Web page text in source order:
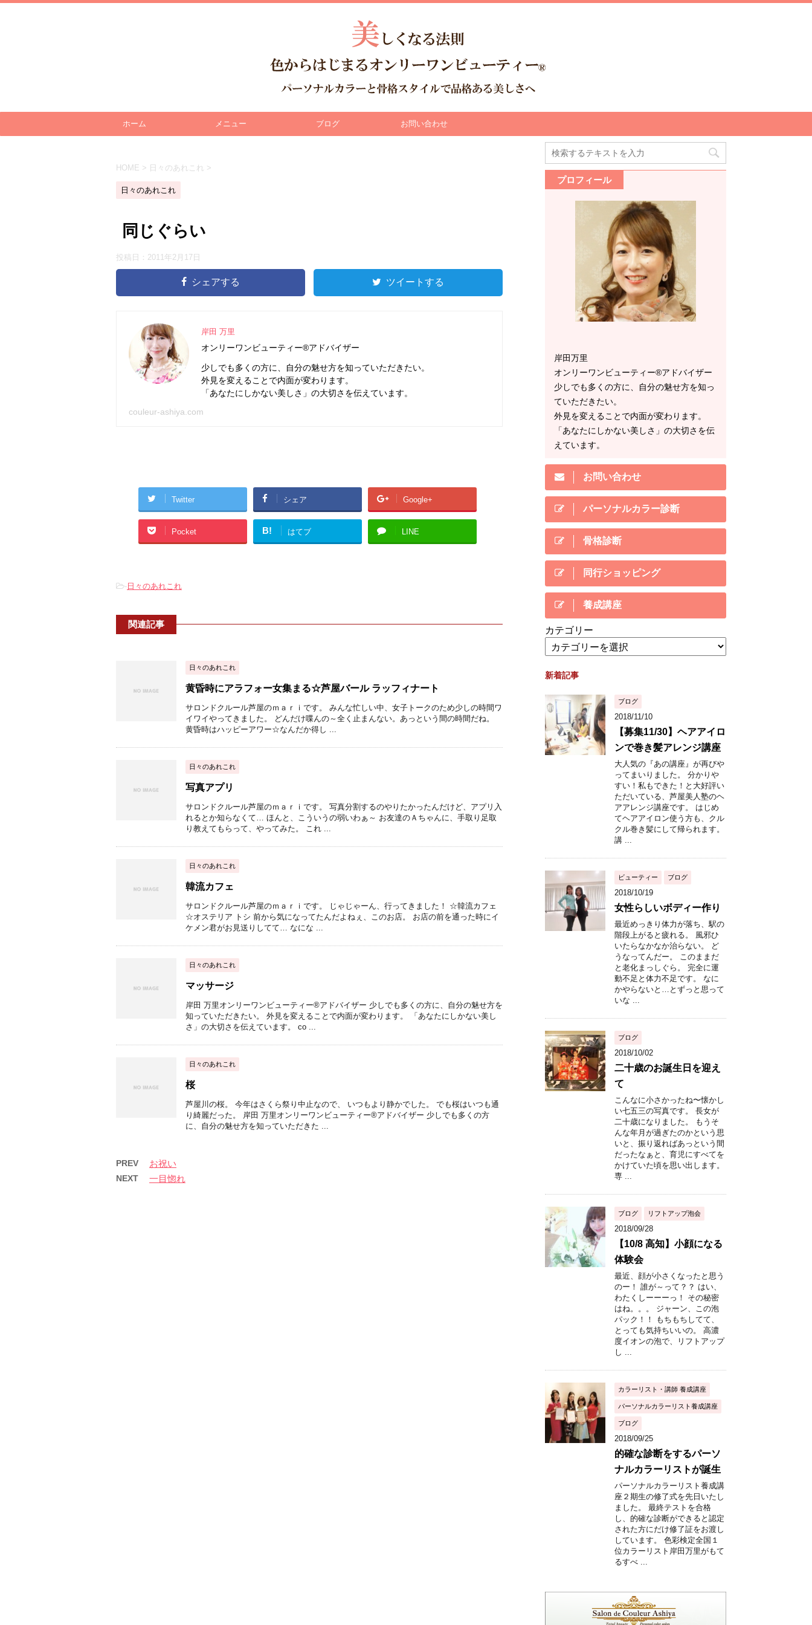
ホーム メニュー ブログ お問い合わせ
HOME > 日々のあれこれ >
日々のあれこれ
同じぐらい
投稿日： 2011年2月17日
シェアする ツイートする
岸田 万里
オンリーワンビューティー®アドバイザー
少しでも多くの方に、自分の魅せ方を知っていただきたい。
外見を変えることで内面が変わります。
「あなたにしかない美しさ」の大切さを伝えています。
couleur-ashiya.com
Twitter シェア Google+
Pocket B! はてブ LINE
- 日々のあれこれ
関連記事
日々のあれこれ
黄昏時にアラフォー女集まる☆芦屋バール ラッフィナート
サロンドクルール芦屋のｍａｒｉです。 みんな忙しい中、女子トークのため少しの時間ワ
イワイやってきました。 どんだけ喋んの～全く止まんない。あっという間の時間だね。
黄昏時はハッピーアワー☆なんだか得し ...
日々のあれこれ
写真アプリ
サロンドクルール芦屋のｍａｒｉです。 写真分割するのやりたかったんだけど、アプリ入
れるとか知らなくて… ほんと、こういうの弱いわぁ～ お友達のＡちゃんに、手取り足取
り教えてもらって、やってみた。 これ ...
日々のあれこれ
韓流カフェ
サロンドクルール芦屋のｍａｒｉです。 じゃじゃーん、行ってきました！ ☆韓流カフェ
☆オステリア トシ 前から気になってたんだよねぇ、このお店。 お店の前を通った時にイ
ケメン君がお見送りしてて… なにな ...
日々のあれこれ
マッサージ
岸田 万里オンリーワンビューティー®アドバイザー 少しでも多くの方に、自分の魅せ方を
知っていただきたい。 外見を変えることで内面が変わります。 「あなたにしかない美し
さ」の大切さを伝えています。 co ...
日々のあれこれ
桜
芦屋川の桜。 今年はさくら祭り中止なので、 いつもより静かでした。 でも桜はいつも通
り綺麗だった。 岸田 万里オンリーワンビューティー®アドバイザー 少しでも多くの方
に、自分の魅せ方を知っていただきた ...
PREV お祝い
NEXT 一目惚れ
プロフィール
岸田万里
オンリーワンビューティー®アドバイザー
少しでも多くの方に、自分の魅せ方を知っ
ていただきたい。
外見を変えることで内面が変わります。
「あなたにしかない美しさ」の大切さを伝
えています。
お問い合わせ
パーソナルカラー診断
骨格診断
同行ショッピング
養成講座
カテゴリー
新着記事
ブログ
2018/11/10
【募集11/30】ヘアアイロ
ンで巻き髪アレンジ講座
大人気の『あの講座』が再びや
ってまいりました。 分かりや
すい！私もできた！と大好評い
ただいている、芦屋美人塾のヘ
アアレンジ講座です。 はじめ
てヘアアイロン使う方も、クル
クル巻き髪にして帰られます。
講 ...
ビューティー ブログ
2018/10/19
女性らしいボディー作り
最近めっきり体力が落ち、駅の
階段上がると疲れる。 風邪ひ
いたらなかなか治らない。 ど
うなってんだー。 このままだ
と老化まっしぐら。 完全に運
動不足と体力不足です。 なに
かやらないと…とずっと思って
いな ...
ブログ
2018/10/02
二十歳のお誕生日を迎え
て
こんなに小さかったね〜懐かし
い七五三の写真です。 長女が
二十歳になりました。 もうそ
んな年月が過ぎたのかという思
いと、振り返ればあっという間
だったなぁと、育児にすべてを
かけていた頃を思い出します。
専 ...
ブログ リフトアップ泡会
2018/09/28
【10/8 高知】小顔になる
体験会
最近、顔が小さくなったと思う
のー！ 誰が～って？？ はい、
わたくしーーーっ！ その秘密
はね。。。 ジャーン、この泡
パック！！ もちもちしてて、
とっても気持ちいいの。 高濃
度イオンの泡で、リフトアップ
し ...
カラーリスト・講師 養成講座
パーソナルカラーリスト養成講座
ブログ
2018/09/25
的確な診断をするパーソ
ナルカラーリストが誕生
パーソナルカラーリスト養成講
座２期生の修了式を先日いたし
ました。 最終テストを合格
し、的確な診断ができると認定
された方にだけ修了証をお渡し
しています。 色彩検定全国１
位カラーリスト岸田万里がもて
るすべ ...